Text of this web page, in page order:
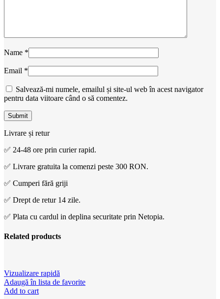
Name *
Email *
Salvează-mi numele, emailul și site-ul web în acest navigator
pentru data viitoare când o să comentez.
Livrare și retur
✅ 24-48 ore prin curier rapid.
✅ Livrare gratuita la comenzi peste 300 RON.
✅ Cumperi fără griji
✅ Drept de retur 14 zile.
✅ Plata cu cardul in deplina securitate prin Netopia.
Related products
Vizualizare rapidă
Adaugă în lista de favorite
Add to cart